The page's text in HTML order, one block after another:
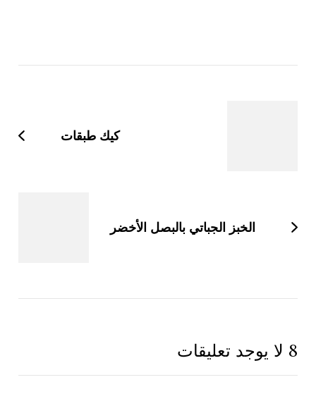
كيك طبقات
الخبز الجباتي بالبصل الأخضر
8 لا يوجد تعليقات